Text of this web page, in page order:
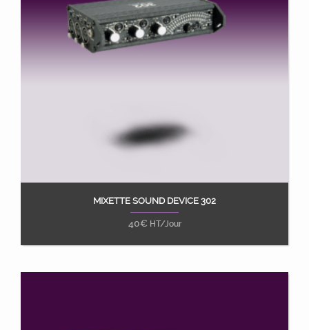
Ajouter au panier
MIXETTE SOUND DEVICE 302
40€ HT/Jour